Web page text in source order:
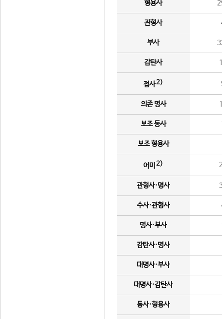
형용사
관형사
부사
감탄사
접사2)
의존 명사
보조 동사
보조 형용사
어미 2)
관형사·명사
수사·관형사
명사·부사
감탄사·명사
대명사·부사
대명사·감탄사
동사·형용사